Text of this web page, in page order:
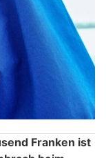
Franken ist